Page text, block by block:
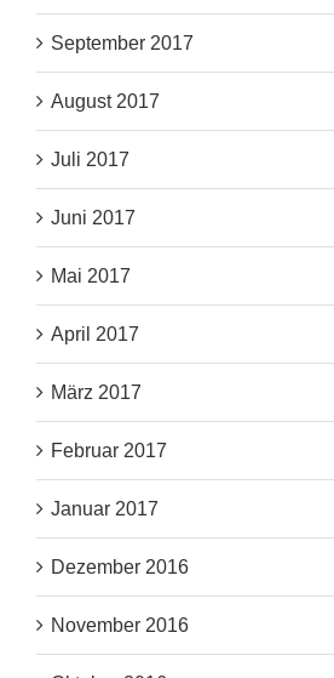
September 2017
August 2017
Juli 2017
Juni 2017
Mai 2017
April 2017
März 2017
Februar 2017
Januar 2017
Dezember 2016
November 2016